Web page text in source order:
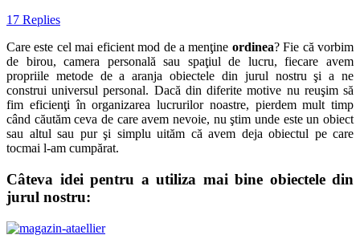
17 Replies
Care este cel mai eficient mod de a menţine ordinea? Fie că vorbim
de birou, camera personală sau spaţiul de lucru, fiecare avem
propriile metode de a aranja obiectele din jurul nostru şi a ne
construi universul personal. Dacă din diferite motive nu reuşim să
fim eficienţi în organizarea lucrurilor noastre, pierdem mult timp
când căutăm ceva de care avem nevoie, nu ştim unde este un obiect
sau altul sau pur şi simplu uităm că avem deja obiectul pe care
tocmai l-am cumpărat.
Câteva idei pentru a utiliza mai bine obiectele din
jurul nostru: